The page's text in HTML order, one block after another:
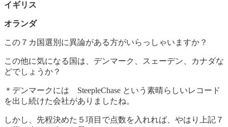
イギリス
オランダ
この７カ国選別に異論がある方がいらっしゃいますか？
この他に気になる国は、デンマーク、スェーデン、カナダな
どでしょうか？
＊デンマークには SteepleChase という素晴らしいレコード
を出し続けた会社がありましたね。
しかし、先程決めた５項目で点数を入れれば、やはり上記７